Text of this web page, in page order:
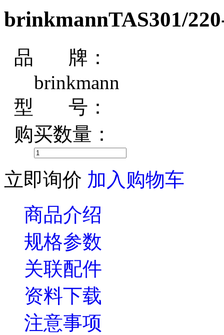
brinkmannTAS301/
品 牌：
brinkmann
型 号：
购买数量：
立即询价 加入购物车
商品介绍
规格参数
关联配件
资料下载
注意事项